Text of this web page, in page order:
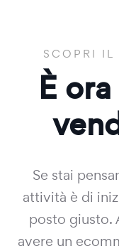
SCOPRI IL
È
Se stai
attività è di
posto giusto.
avere un